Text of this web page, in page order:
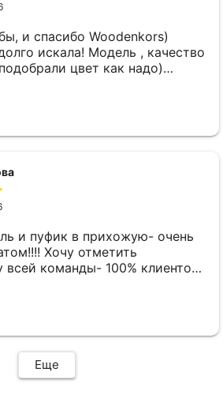
и спасибо Woodenkors)
искала! Модель , качество
цвет как надо)
спасибо Виктору!
и пуфик в прихожую- очень
отметить
всей команды- 100% клиенто
При заказе
заказчика , что очень
и цвета. Четкая
Еще